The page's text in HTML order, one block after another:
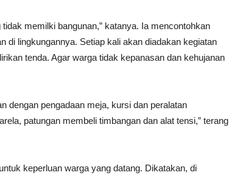
memilki bangunan,” katanya. Ia mencontohkan
di lingkungannya. Setiap kali akan diadakan kegiatan
tenda. Agar warga tidak kepanasan dan kehujanan
dengan pengadaan meja, kursi dan peralatan
patungan membeli timbangan dan alat tensi,” terang
keperluan warga yang datang. Dikatakan, di